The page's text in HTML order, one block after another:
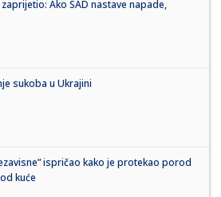
Ako SAD nastave napade,
sukoba u Ukrajini
ispričao kako je protekao porod
kuće